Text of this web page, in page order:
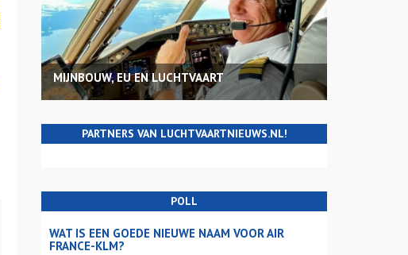
MIJNBOUW, EU EN LUCHTVAART
PARTNERS VAN LUCHTVAARTNIEUWS.NL!
POLL
WAT IS EEN GOEDE NIEUWE NAAM VOOR AIR
FRANCE-KLM?